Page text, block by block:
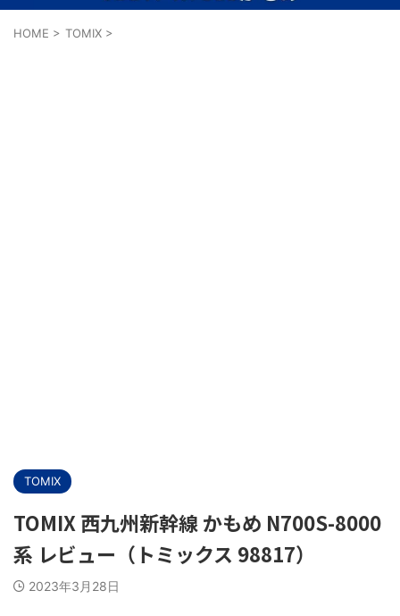
HOME > TOMIX >
TOMIX
TOMIX 西九州新幹線 かもめ N700S-8000
系 レビュー（トミックス 98817）
2023年3月28日